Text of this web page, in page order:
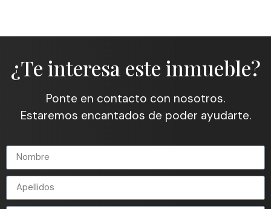
¿Te interesa este inmueble?
Ponte en contacto con nosotros.
Estaremos encantados de poder ayudarte.